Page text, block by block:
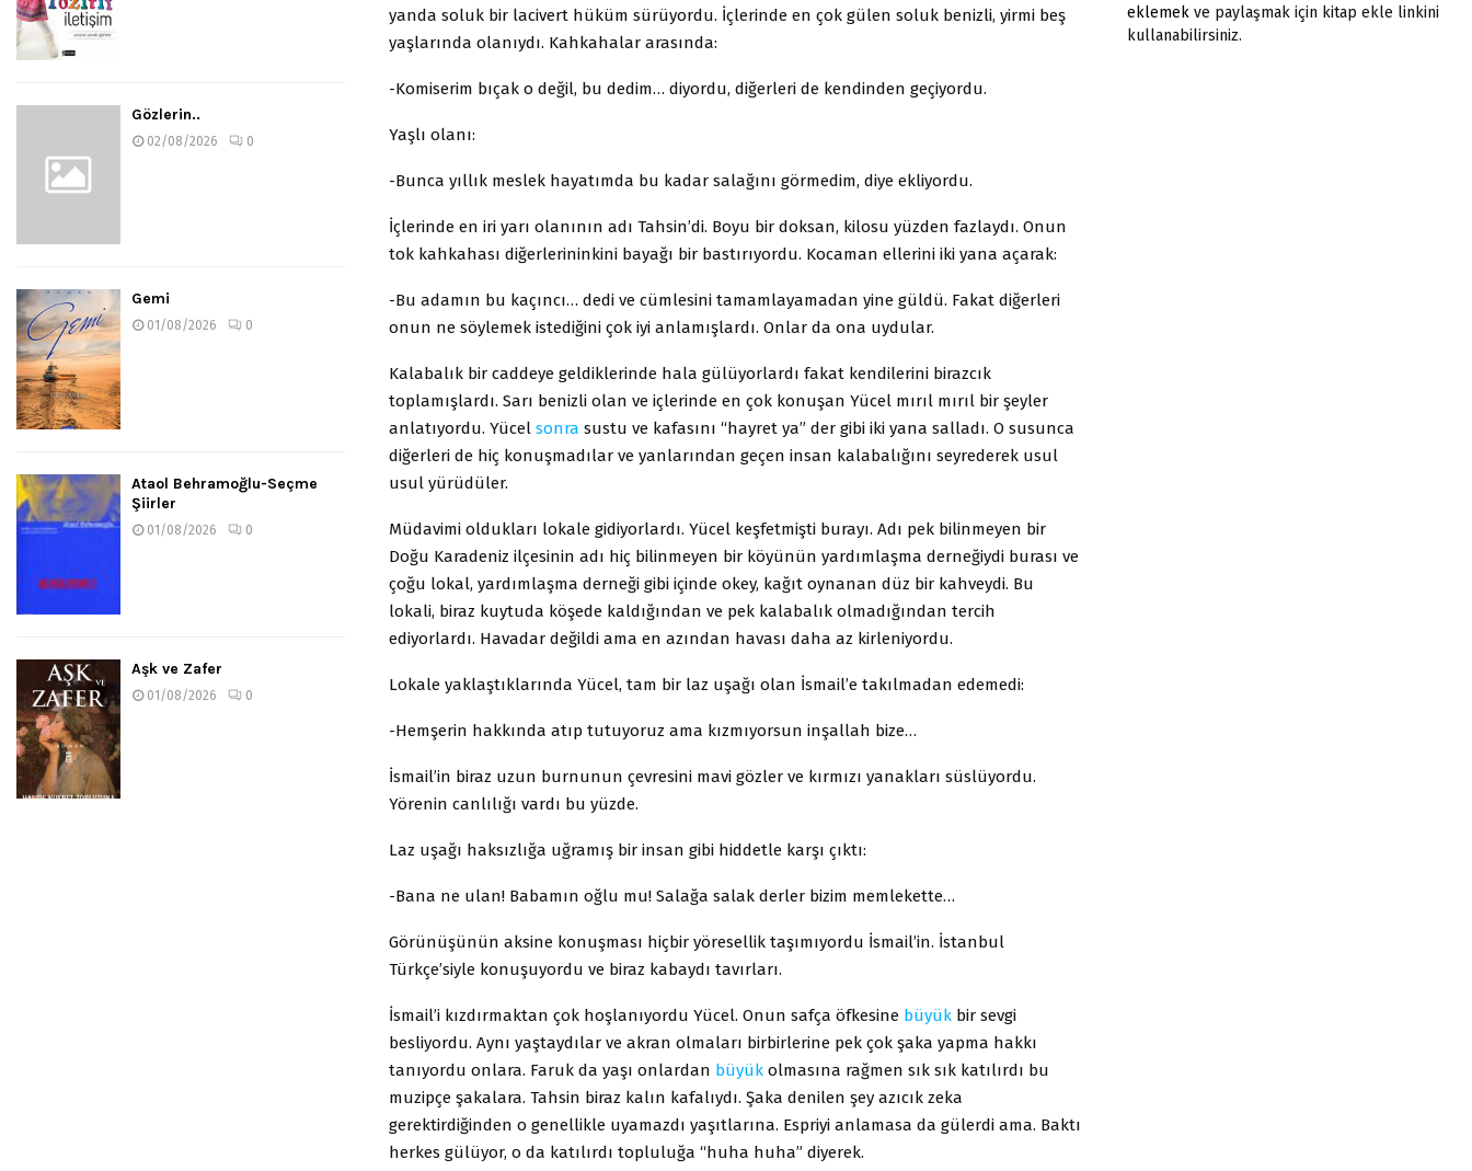
yanda soluk bir lacivert hüküm sürüyordu. İçlerinde en çok gülen soluk benizli, yirmi beş
yaşlarında olanıydı. Kahkahalar arasında:
-Komiserim bıçak o değil, bu dedim… diyordu, diğerleri de kendinden geçiyordu.
Yaşlı olanı:
-Bunca yıllık meslek hayatımda bu kadar salağını görmedim, diye ekliyordu.
İçlerinde en iri yarı olanının adı Tahsin’di. Boyu bir doksan, kilosu yüzden fazlaydı. Onun
tok kahkahası diğerlerininkini bayağı bir bastırıyordu. Kocaman ellerini iki yana açarak:
-Bu adamın bu kaçıncı… dedi ve cümlesini tamamlayamadan yine güldü. Fakat diğerleri
onun ne söylemek istediğini çok iyi anlamışlardı. Onlar da ona uydular.
Kalabalık bir caddeye geldiklerinde hala gülüyorlardı fakat kendilerini birazcık
toplamışlardı. Sarı benizli olan ve içlerinde en çok konuşan Yücel mırıl mırıl bir şeyler
anlatıyordu. Yücel sonra sustu ve kafasını “hayret ya” der gibi iki yana salladı. O susunca
diğerleri de hiç konuşmadılar ve yanlarından geçen insan kalabalığını seyrederek usul
usul yürüdüler.
Müdavimi oldukları lokale gidiyorlardı. Yücel keşfetmişti burayı. Adı pek bilinmeyen bir
Doğu Karadeniz ilçesinin adı hiç bilinmeyen bir köyünün yardımlaşma derneğiydi burası ve
çoğu lokal, yardımlaşma derneği gibi içinde okey, kağıt oynanan düz bir kahveydi. Bu
lokali, biraz kuytuda köşede kaldığından ve pek kalabalık olmadığından tercih
ediyorlardı. Havadar değildi ama en azından havası daha az kirleniyordu.
Lokale yaklaştıklarında Yücel, tam bir laz uşağı olan İsmail’e takılmadan edemedi:
-Hemşerin hakkında atıp tutuyoruz ama kızmıyorsun inşallah bize…
İsmail’in biraz uzun burnunun çevresini mavi gözler ve kırmızı yanakları süslüyordu.
Yörenin canlılığı vardı bu yüzde.
Laz uşağı haksızlığa uğramış bir insan gibi hiddetle karşı çıktı:
-Bana ne ulan! Babamın oğlu mu! Salağa salak derler bizim memlekette…
Görünüşünün aksine konuşması hiçbir yöresellik taşımıyordu İsmail’in. İstanbul
Türkçe’siyle konuşuyordu ve biraz kabaydı tavırları.
İsmail’i kızdırmaktan çok hoşlanıyordu Yücel. Onun safça öfkesine büyük bir sevgi
besliyordu. Aynı yaştaydılar ve akran olmaları birbirlerine pek çok şaka yapma hakkı
tanıyordu onlara. Faruk da yaşı onlardan büyük olmasına rağmen sık sık katılırdı bu
muzipçe şakalara. Tahsin biraz kalın kafalıydı. Şaka denilen şey azıcık zeka
gerektirdiğinden o genellikle uyamazdı yaşıtlarına. Espriyi anlamasa da gülerdi ama. Baktı
herkes gülüyor, o da katılırdı topluluğa “huha huha” diyerek.
Gözlerin..
02/08/2026 0
Gemi
01/08/2026 0
Ataol Behramoğlu-Seçme
Şiirler
01/08/2026 0
Aşk ve Zafer
01/08/2026 0
eklemek ve paylaşmak için kitap ekle linkini
kullanabilirsiniz.